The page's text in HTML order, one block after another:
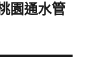
園通水管